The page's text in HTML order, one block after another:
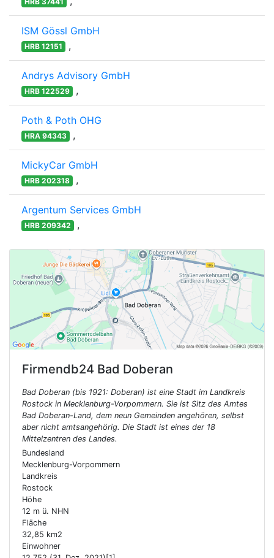
ISM Gössl GmbH
HRB 12151 ,
Andrys Advisory GmbH
HRB 122529 ,
Poth & Poth OHG
HRA 94343 ,
MickyCar GmbH
HRB 202318 ,
Argentum Services GmbH
HRB 209342 ,
Firmendb24 Bad Doberan
Bad Doberan (bis 1921: Doberan) ist eine Stadt im Landkreis
Rostock in Mecklenburg-Vorpommern. Sie ist Sitz des Amtes
Bad Doberan-Land, dem neun Gemeinden angehören, selbst
aber nicht amtsangehörig. Die Stadt ist eines der 18
Mittelzentren des Landes.
Bundesland
Mecklenburg-Vorpommern
Landkreis
Rostock
Höhe
12 m ü. NHN
Fläche
32,85 km2
Einwohner